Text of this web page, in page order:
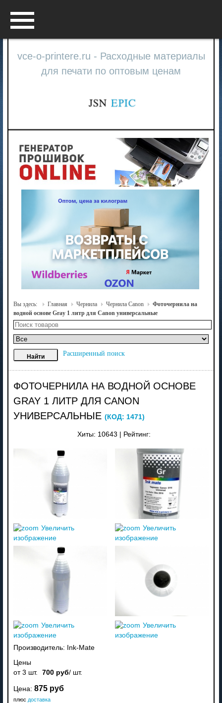
vce-o-printere.ru - Расходные материалы
для печати по оптовым ценам
Вы здесь: Главная Чернила Чернила Canon
Фоточернила на
водной основе Gray 1 литр для Canon универсальные
Расширенный поиск
ФОТОЧЕРНИЛА НА ВОДНОЙ ОСНОВЕ
GRAY 1 ЛИТР ДЛЯ CANON
УНИВЕРСАЛЬНЫЕ (КОД: 1471)
Хиты: 10643 Рейтинг:
Увеличить
изображение
Увеличить
изображение
Увеличить
изображение
Увеличить
изображение
Производитель: Ink-Mate
Цены
от 3 шт.
700 руб/ шт.
Цена: 875 руб
плюс доставка